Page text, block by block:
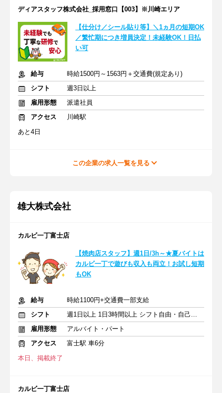
ディアスタッフ株式会社_採用窓口【003】※川崎エリア
【仕分け／シール貼り等】＼1ヵ月の短期OK
／繁忙期につき増員決定！未経験OK！日払
い可
給与
時給1500円～1563円＋交通費(規定あり)
シフト
週3日以上
雇用形態
派遣社員
アクセス
川崎駅
あと4日
この企業の求人一覧を見る
雄大株式会社
カルビ一丁富士店
【焼肉店スタッフ】週1日/3h～★夏バイトは
カルビ一丁で遊びも収入も両立！お試し短期
もOK
給与
時給1100円+交通費一部支給
シフト
週1日以上 1日3時間以上 シフト自由・自己申告
雇用形態
アルバイト・パート
アクセス
富士駅 車6分
本日、掲載終了
カルビ一丁富士店